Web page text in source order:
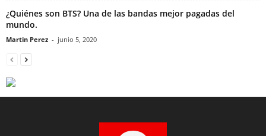
¿Quiénes son BTS? Una de las bandas mejor pagadas del
mundo.
Martin Perez - junio 5, 2020